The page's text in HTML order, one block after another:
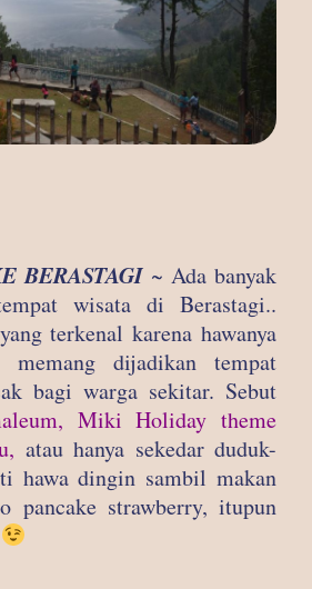
BERASTAGI ~ Ada banyak
wisata di Berastagi..
terkenal karena hawanya
dijadikan tempat
bagi warga sekitar. Sebut
Miki Holiday theme
atau hanya sekedar duduk-
hawa dingin sambil makan
pancake strawberry, itupun